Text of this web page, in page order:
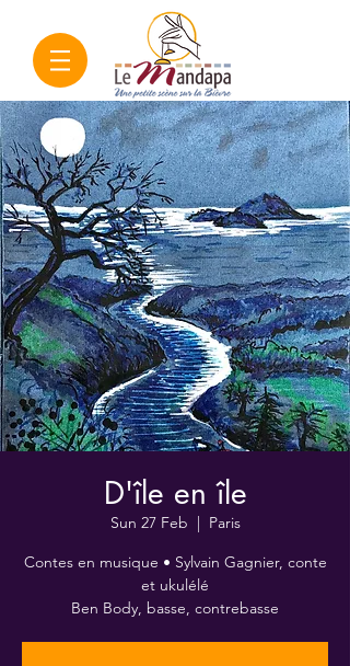
D'île en île
Sun 27 Feb
  |
Paris
Contes en musique • Sylvain Gagnier, conte
et ukulélé
Ben Body, basse, contrebasse